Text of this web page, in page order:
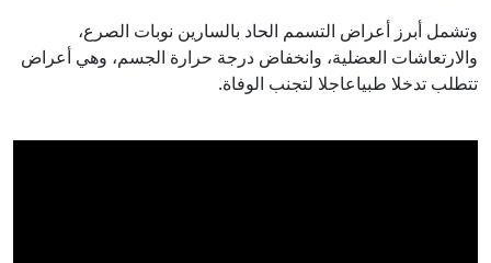
وتشمل أبرز أعراض التسمم الحاد بالسارين نوبات الصرع،
والارتعاشات العضلية، وانخفاض درجة حرارة الجسم، وهي أعراض
تتطلب تدخلا طبياعاجلا لتجنب الوفاة.